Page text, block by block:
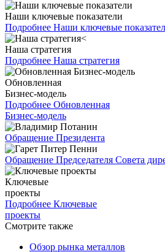
Наши ключевые показатели
Подробнее Наши ключевые
Наша стратегия
Подробнее Наша стратегия
Обновленная
Бизнес-модель
Подробнее Обновленная
Бизнес-модель
Обращение Президента
Обращение Председателя Совета
Ключевые
проекты
Подробнее Ключевые
проекты
Смотрите также
Обзор рынка металлов